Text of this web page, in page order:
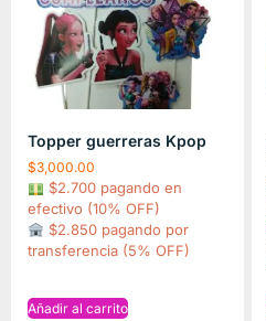
Topper guerreras Kpop
$3,000.00
$2.700 pagando en
efectivo (10% OFF)
$2.850 pagando por
transferencia (5% OFF)
Añadir al carrito